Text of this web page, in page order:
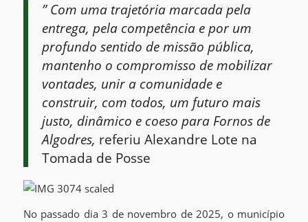
” Com uma trajetória marcada pela
entrega, pela competência e por um
profundo sentido de missão pública,
mantenho o compromisso de mobilizar
vontades, unir a comunidade e
construir, com todos, um futuro mais
justo, dinâmico e coeso para Fornos de
Algodres, referiu Alexandre Lote na
Tomada de Posse
No passado dia 3 de novembro de 2025, o município